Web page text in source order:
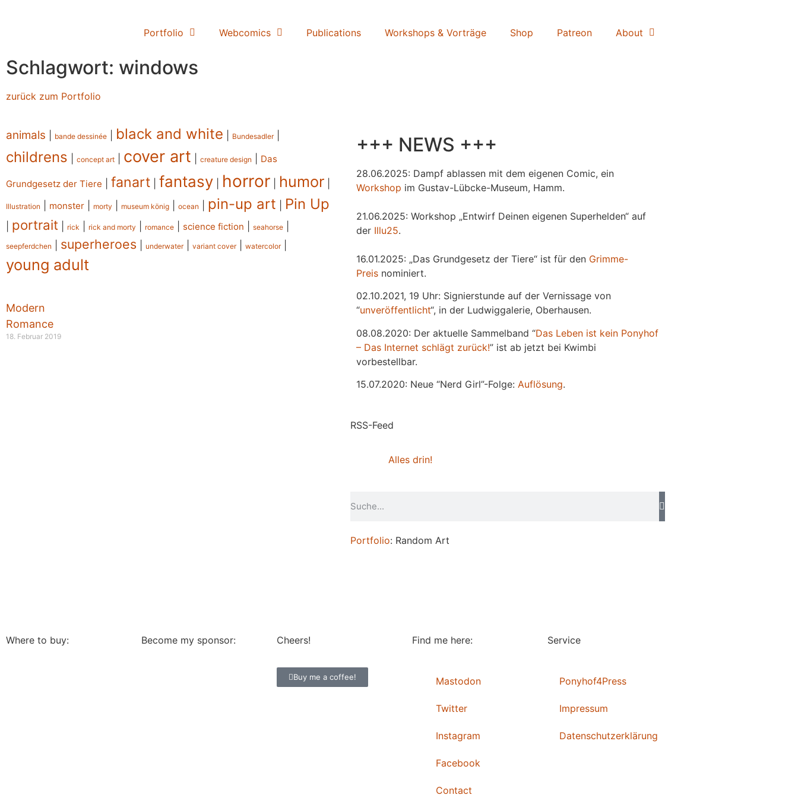
Portfolio Webcomics Publications Workshops & Vorträge Shop Patreon About
Schlagwort: windows
zurück zum Portfolio
animals bande dessinée black and white Bundesadler|
childrens concept art cover art creature design Das
Grundgesetz der Tiere fanart fantasy horror humor
Illustration monster morty museum könig ocean pin-up art Pin Up
portrait rick rick and morty romance science fiction seahorse
seepferdchen superheroes underwater| variant cover| watercolor|
young adult
Modern
Romance
18. Februar 2019
+++ NEWS +++
28.06.2025: Dampf ablassen mit dem eigenen Comic, ein
Workshop im Gustav-Lübcke-Museum, Hamm.
21.06.2025: Workshop „Entwirf Deinen eigenen Superhelden“ auf
der Illu25.
16.01.2025: „Das Grundgesetz der Tiere“ ist für den Grimme-
Preis nominiert.
02.10.2021, 19 Uhr: Signierstunde auf der Vernissage von
“unveröffentlicht“, in der Ludwiggalerie, Oberhausen.
08.08.2020: Der aktuelle Sammelband “Das Leben ist kein Ponyhof
– Das Internet schlägt zurück!” ist ab jetzt bei Kwimbi
vorbestellbar.
15.07.2020: Neue “Nerd Girl”-Folge: Auflösung.
RSS-Feed
Alles drin!
Portfolio: Random Art
Where to buy: Become my sponsor: Cheers!
Buy me a coffee!
Find me here:
Mastodon
Twitter
Instagram
Facebook
Contact
Service
Ponyhof4Press
Impressum
Datenschutzerklärung